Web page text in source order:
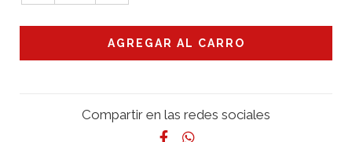
Compartir en las redes sociales